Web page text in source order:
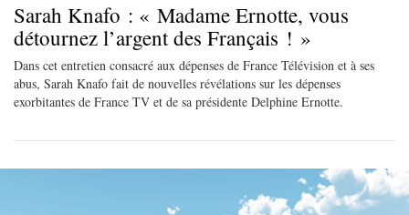
Sarah Knafo : « Madame Ernotte, vous
détournez l’argent des Français ! »
Dans cet entretien consacré aux dépenses de France Télévision et à ses
abus, Sarah Knafo fait de nouvelles révélations sur les dépenses
exorbitantes de France TV et de sa présidente Delphine Ernotte.